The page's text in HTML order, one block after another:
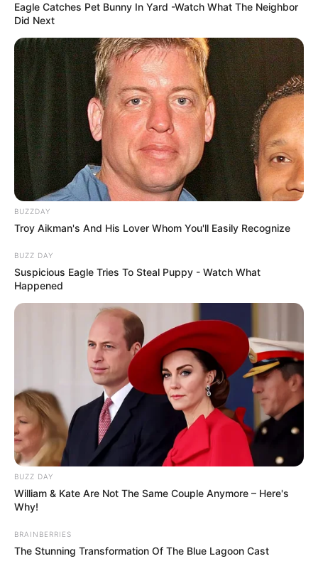
Eagle Catches Pet Bunny In Yard -Watch What The Neighbor
Did Next
BUZZDAY
Troy Aikman's And His Lover Whom You'll Easily Recognize
BUZZ DAY
Suspicious Eagle Tries To Steal Puppy - Watch What
Happened
BUZZ DAY
William & Kate Are Not The Same Couple Anymore – Here's
Why!
BRAINBERRIES
The Stunning Transformation Of The Blue Lagoon Cast